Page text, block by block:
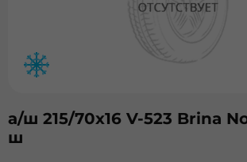
а/ш 215/70х16 V-523 Brina
ш